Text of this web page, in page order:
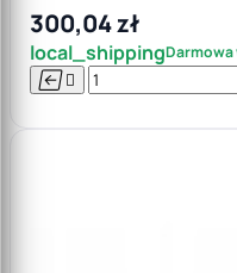
300,04 zł
local_shippingDarmowa
 